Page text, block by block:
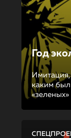
Год
каким был
«зеленых»